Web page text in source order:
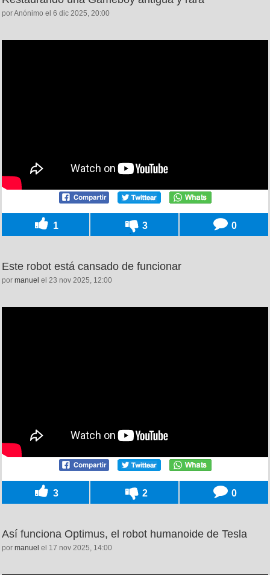
por Anónimo el 6 dic 2025, 20:00
1 3 0
Este robot está cansado de funcionar
por manuel el 23 nov 2025, 12:00
3 2 0
Así funciona Optimus, el robot humanoide de Tesla
por manuel el 17 nov 2025, 14:00